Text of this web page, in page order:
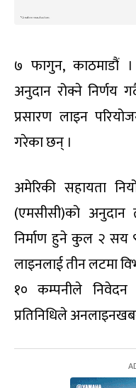
७ फागुन, काठमाडौं
अनुदान रोक्ने निर्णय
प्रसारण लाइन
गरेका छन् ।
अमेरिकी सहायता
(एमसीसी)को अनुदान
निर्माण हुने कुल २ सय
लाइनलाई तीन लटमा
१० कम्पनीले निवेदन
प्रतिनिधिले